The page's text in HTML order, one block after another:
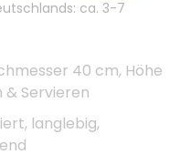
ca. 3-7
40 cm, Höhe
& Servieren
langlebig,